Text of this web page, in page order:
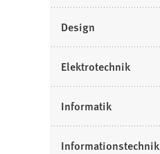
e
a
Design
Elektrotechnik
Informatik
Informationstechnik